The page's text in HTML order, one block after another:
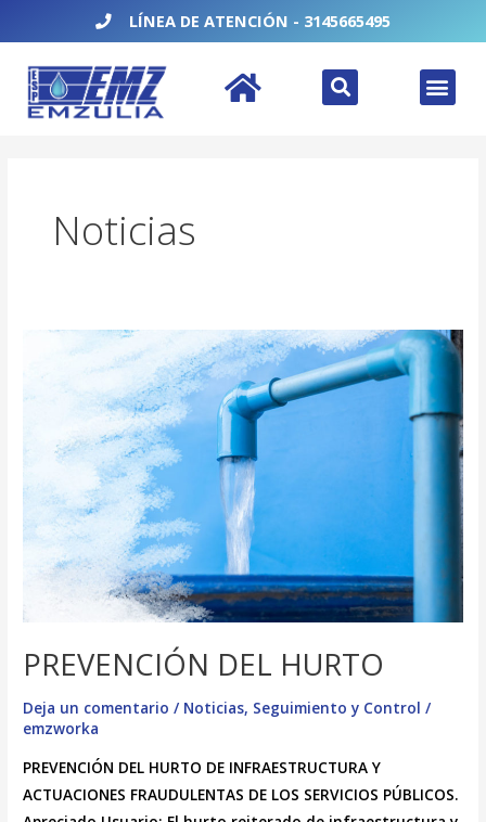
al
contenido
LÍNEA DE ATENCIÓN - 3145665495
Search
Noticias
PREVENCIÓN DEL HURTO
Deja un comentario / Noticias, Seguimiento y Control /
emzworka
PREVENCIÓN DEL HURTO DE INFRAESTRUCTURA Y
ACTUACIONES FRAUDULENTAS DE LOS SERVICIOS PÚBLICOS.
PREVENCIÓN
HURTO